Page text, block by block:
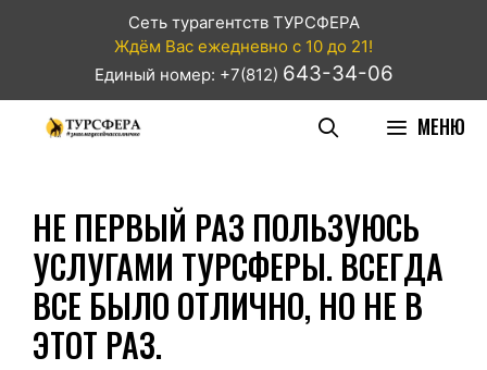
Сеть турагентств ТУРСФЕРА
Ждём Вас ежедневно с 10 до 21!
Единый номер: +7(812) 643-34-06
МЕНЮ
НЕ ПЕРВЫЙ РАЗ ПОЛЬЗУЮСЬ
УСЛУГАМИ ТУРСФЕРЫ. ВСЕГДА
ВСЕ БЫЛО ОТЛИЧНО, НО НЕ В
ЭТОТ РАЗ.